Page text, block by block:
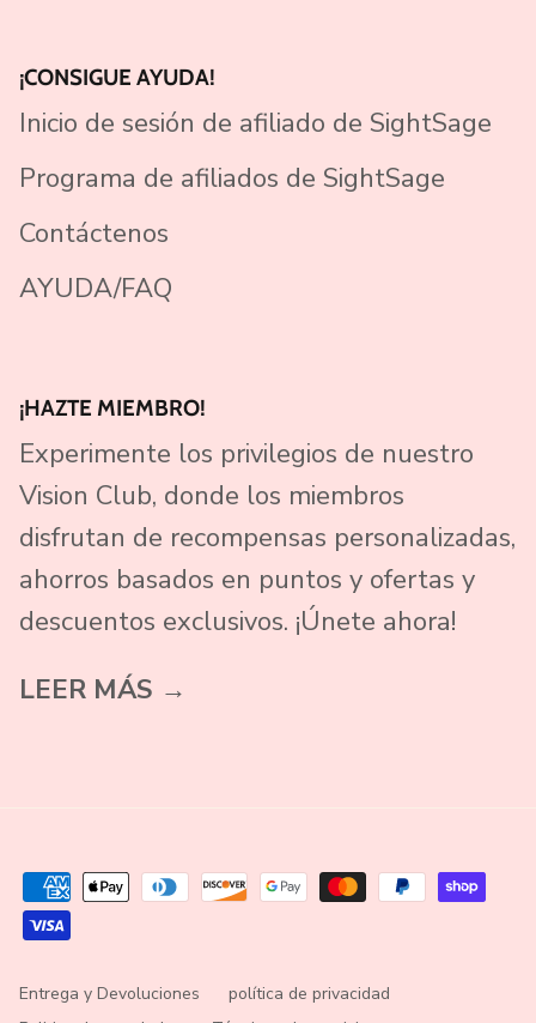
¡CONSIGUE AYUDA!
Inicio de sesión de afiliado de SightSage
Programa de afiliados de SightSage
Contáctenos
AYUDA/FAQ
¡HAZTE MIEMBRO!
Experimente los privilegios de nuestro
Vision Club, donde los miembros
disfrutan de recompensas personalizadas,
ahorros basados ​​en puntos y ofertas y
descuentos exclusivos. ¡Únete ahora!
LEER MÁS →
Entrega y Devoluciones
política de privacidad